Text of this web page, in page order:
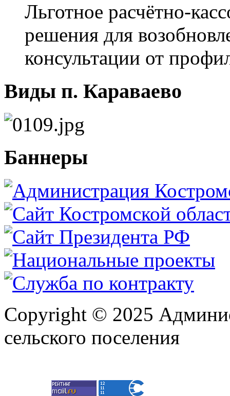
Льготное расчётно-
решения для
консультации от
Виды п. Караваево
Баннеры
Copyright © 2025
сельского поселения